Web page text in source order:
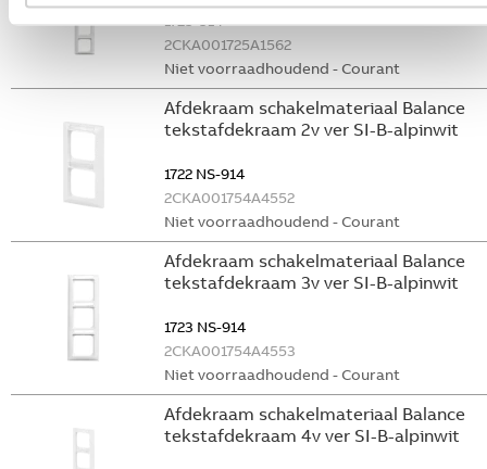
1725-914
2CKA001725A1562
Niet voorraadhoudend - Courant
Afdekraam schakelmateriaal Balance
tekstafdekraam 2v ver SI-B-alpinwit
1722 NS-914
2CKA001754A4552
Niet voorraadhoudend - Courant
Afdekraam schakelmateriaal Balance
tekstafdekraam 3v ver SI-B-alpinwit
1723 NS-914
2CKA001754A4553
Niet voorraadhoudend - Courant
Afdekraam schakelmateriaal Balance
tekstafdekraam 4v ver SI-B-alpinwit